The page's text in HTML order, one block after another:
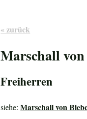
« zurück
Marschall
Freiherren
siehe:Marschall von